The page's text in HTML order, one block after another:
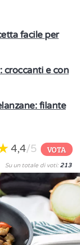
facile per
croccanti e con
filante
4,4/5 VOTA
Su un totale di voti: 213